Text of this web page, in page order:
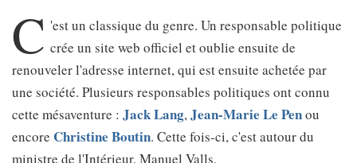
C 'est un classique du genre. Un responsable politique
crée un site web officiel et oublie ensuite de
renouveler l'adresse internet, qui est ensuite achetée par
une société. Plusieurs responsables politiques ont connu
cette mésaventure : Jack Lang,Jean-Marie Le Penou
encore Christine Boutin. Cette fois-ci, c'est autour du
ministre de l'Intérieur, Manuel Valls.